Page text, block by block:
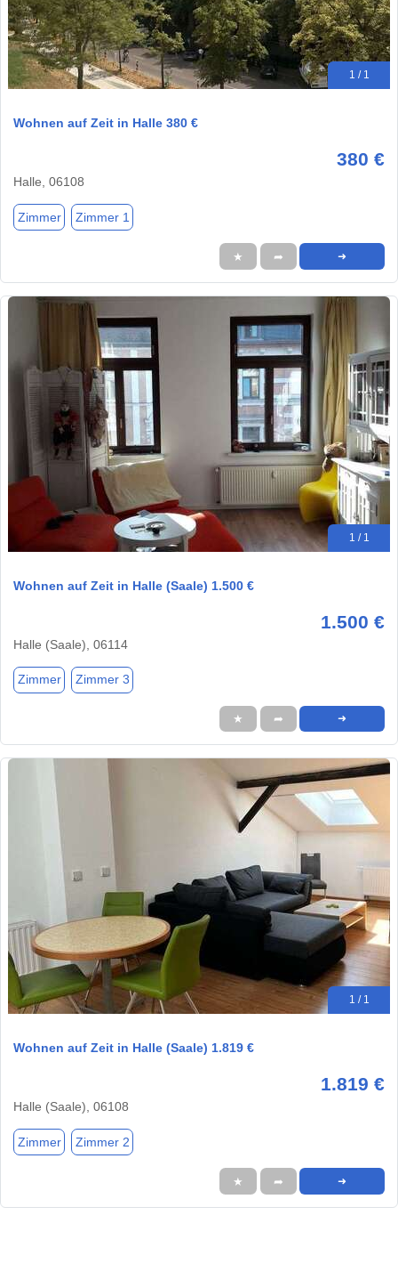
1 / 1
Wohnen auf Zeit in Halle 380 €
380 €
Halle, 06108
Zimmer Zimmer 1
★ ➦ ➜
1 / 1
Wohnen auf Zeit in Halle (Saale) 1.500 €
1.500 €
Halle (Saale), 06114
Zimmer Zimmer 3
★ ➦ ➜
1 / 1
Wohnen auf Zeit in Halle (Saale) 1.819 €
1.819 €
Halle (Saale), 06108
Zimmer Zimmer 2
★ ➦ ➜